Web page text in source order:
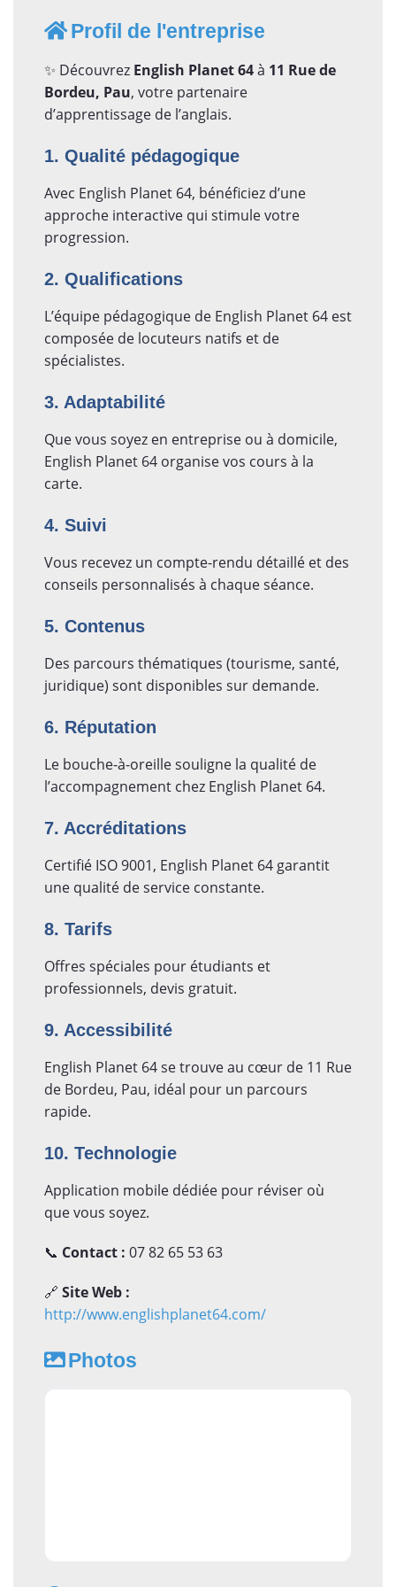
Profil de l'entreprise
✨ Découvrez English Planet 64à 11 Rue de
Bordeu, Pau, votre partenaire
d’apprentissage de l’anglais.
1. Qualité pédagogique
Avec English Planet 64, bénéficiez d’une
approche interactive qui stimule votre
progression.
2. Qualifications
L’équipe pédagogique de English Planet 64 est
composée de locuteurs natifs et de
spécialistes.
3. Adaptabilité
Que vous soyez en entreprise ou à domicile,
English Planet 64 organise vos cours à la
carte.
4. Suivi
Vous recevez un compte-rendu détaillé et des
conseils personnalisés à chaque séance.
5. Contenus
Des parcours thématiques (tourisme, santé,
juridique) sont disponibles sur demande.
6. Réputation
Le bouche-à-oreille souligne la qualité de
l’accompagnement chez English Planet 64.
7. Accréditations
Certifié ISO 9001, English Planet 64 garantit
une qualité de service constante.
8. Tarifs
Offres spéciales pour étudiants et
professionnels, devis gratuit.
9. Accessibilité
English Planet 64 se trouve au cœur de 11 Rue
de Bordeu, Pau, idéal pour un parcours
rapide.
10. Technologie
Application mobile dédiée pour réviser où
que vous soyez.
📞 Contact : 07 82 65 53 63
🔗 Site Web :
http://www.englishplanet64.com/
Photos